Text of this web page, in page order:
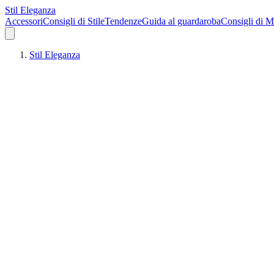
Stil Eleganza
AccessoriConsigli di StileTendenzeGuida al guardarobaConsigli di
Stil Eleganza